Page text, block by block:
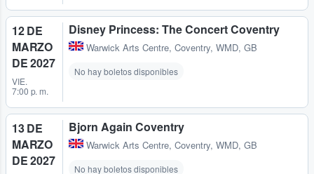
12 DE
MARZO
DE 2027
VIE.
7:00 p. m.
Disney Princess: The Concert Coventry
Warwick Arts Centre, Coventry, WMD, GB
No hay boletos disponibles
13 DE
MARZO
DE 2027
Bjorn Again Coventry
Warwick Arts Centre, Coventry, WMD, GB
No hay boletos disponibles